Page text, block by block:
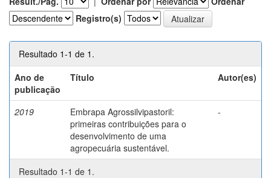
Registro(s)
Resultado 1-1 de 1.
Ano de
publicação
Título Autor(es)
2019
Embrapa Agrossilvipastoril:
primeiras contribuições para o
desenvolvimento de uma
agropecuária sustentável.
-
Resultado 1-1 de 1.